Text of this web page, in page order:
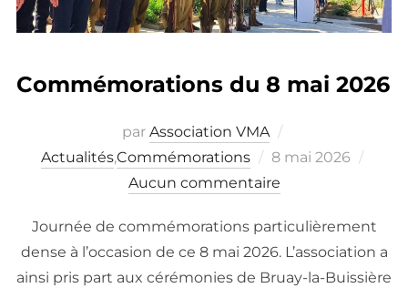
Commémorations du 8 mai 2026
par Association VMA
Actualités,Commémorations
Publié
le
8 mai 2026
Aucun commentaire
Journée de commémorations particulièrement
dense à l’occasion de ce 8 mai 2026. L’association a
ainsi pris part aux cérémonies de Bruay-la-Buissière